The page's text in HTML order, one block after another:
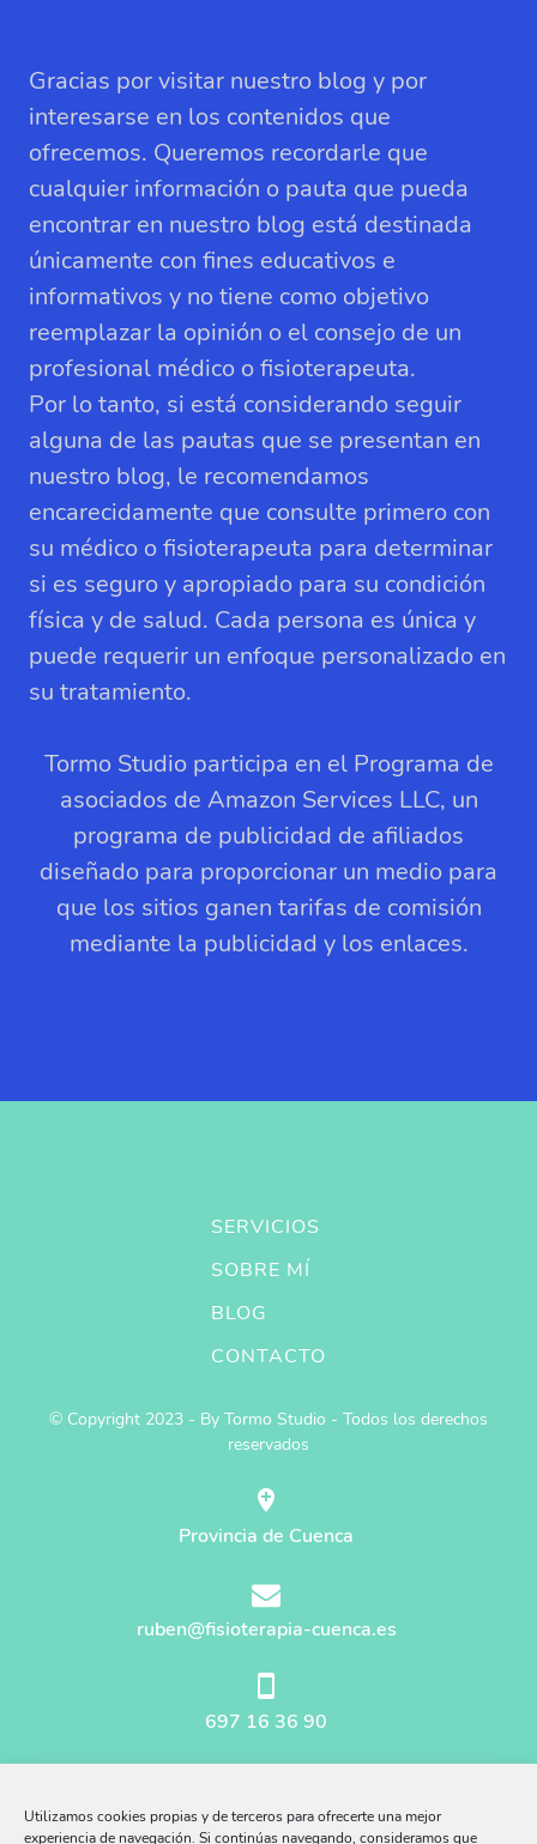
Utilizamos cookies propias y de terceros para ofrecerte una mejor
experiencia de navegación. Si continúas navegando, consideramos que
Gracias por visitar nuestro blog y por
interesarse en los contenidos que
ofrecemos. Queremos recordarle que
cualquier información o pauta que pueda
encontrar en nuestro blog está destinada
únicamente con fines educativos e
informativos y no tiene como objetivo
reemplazar la opinión o el consejo de un
profesional médico o fisioterapeuta.
Por lo tanto, si está considerando seguir
alguna de las pautas que se presentan en
nuestro blog, le recomendamos
encarecidamente que consulte primero con
su médico o fisioterapeuta para determinar
si es seguro y apropiado para su condición
física y de salud. Cada persona es única y
puede requerir un enfoque personalizado en
su tratamiento.
Tormo Studio participa en el Programa de
asociados de Amazon Services LLC, un
programa de publicidad de afiliados
diseñado para proporcionar un medio para
que los sitios ganen tarifas de comisión
mediante la publicidad y los enlaces.
SERVICIOS
SOBRE MÍ
BLOG
CONTACTO
© Copyright 2023 - By Tormo Studio - Todos los derechos
reservados
Provincia de Cuenca
ruben@fisioterapia-cuenca.es
697 16 36 90